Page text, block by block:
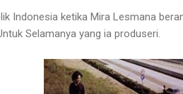
Indonesia ketika Mira Lesmana
Selamanya yang ia produseri.